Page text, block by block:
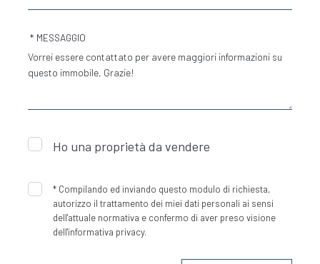
* MESSAGGIO
Ho una proprietà da vendere
* Compilando ed inviando questo modulo di richiesta,
autorizzo il trattamento dei miei dati personali ai sensi
dell'attuale normativa e confermo di aver preso visione
dell'informativa privacy.